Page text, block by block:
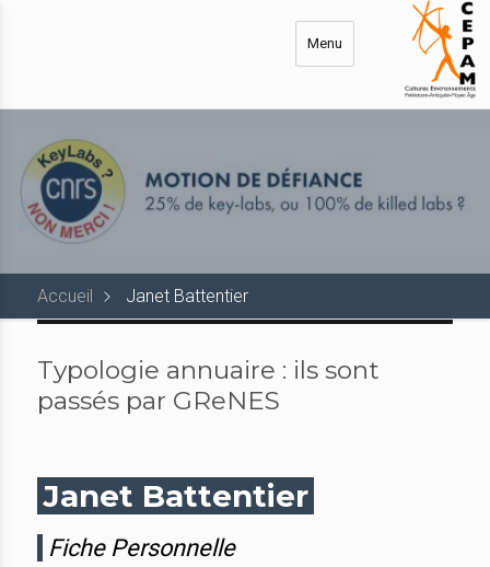
Menu
Accueil Janet Battentier
Typologie annuaire : ils sont
passés par GReNES
Janet Battentier
Fiche Personnelle